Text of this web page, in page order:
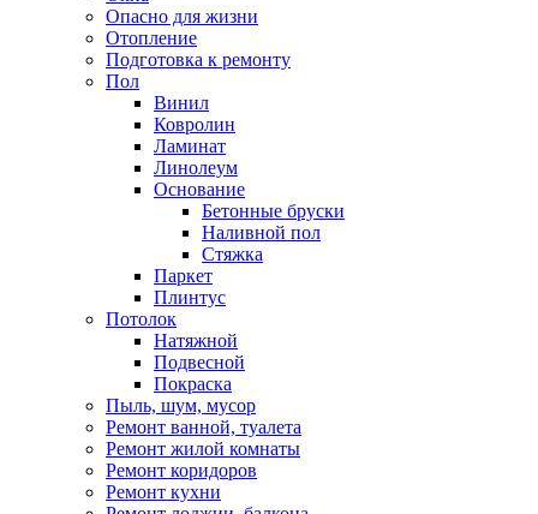
Опасно для жизни
Отопление
Подготовка к ремонту
Пол
Винил
Ковролин
Ламинат
Линолеум
Основание
Бетонные бруски
Наливной пол
Стяжка
Паркет
Плинтус
Потолок
Натяжной
Подвесной
Покраска
Пыль, шум, мусор
Ремонт ванной, туалета
Ремонт жилой комнаты
Ремонт коридоров
Ремонт кухни